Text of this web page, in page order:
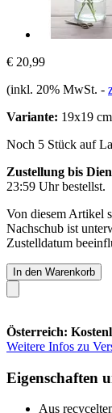
€ 20,99
(inkl. 20% MwSt. -
Variante: 19x19 cm
Noch 5 Stück auf
Zustellung bis
23:59 Uhrbestellst.
Von diesem Artikel
Nachschub ist
Zustelldatum
In den Warenkorb
Österreich:
Weitere Infos zu
Eigenschaften
Aus